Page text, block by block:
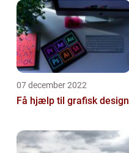
07 december 2022
Få hjælp til grafisk design